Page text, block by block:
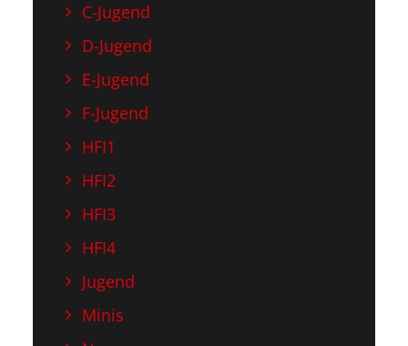
C-Jugend
D-Jugend
E-Jugend
F-Jugend
HFI1
HFI2
HFI3
HFI4
Jugend
Minis